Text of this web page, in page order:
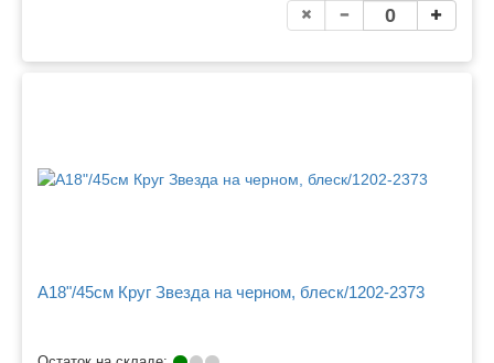
A18"/45см Круг Звезда на черном, блеск/1202-2373